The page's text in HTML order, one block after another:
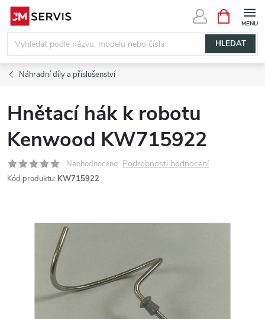
Přejít
obsah
HLEDAT
NÁKUPNÍ
KOŠÍK
Náhradní díly a příslušenství
Hnětací hák k robotu
Kenwood KW715922
Neohodnoceno Podrobnosti hodnocení
Kód produktu: KW715922